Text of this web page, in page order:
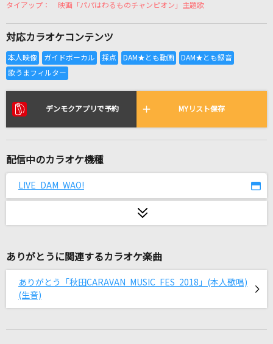
カラオケリクエスト
リアルタイムで歌われている曲の一覧
謎
米津玄師
ズルい幻
iLiFE!
Time goes by
映画「パパはわるものチャンピオン」主題歌
対応カラオケコンテンツ
デンモクアプリで予約 MYリスト保存
配信中のカラオケ機種
LIVE DAM WAO!
ありがとうに関連するカラオケ楽曲
ありがとう「秋田CARAVAN MUSIC FES 2018」(本人歌唱)
(生音)